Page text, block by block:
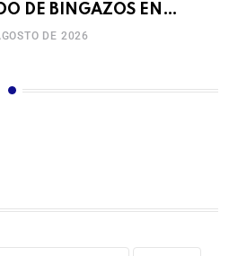
DE BINGAZOS EN
DE 2026